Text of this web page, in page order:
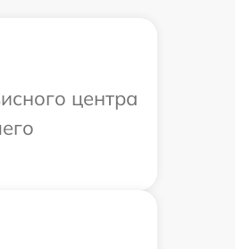
центра